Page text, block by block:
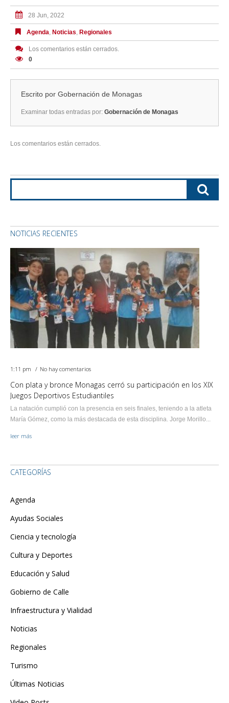
28 Jun, 2022
Agenda Noticias Regionales
Los comentarios están cerrados.
0
Escrito por Gobernación de Monagas
Examinar todas entradas por: Gobernación de Monagas
Los comentarios están cerrados.
NOTICIAS RECIENTES
1:11 pm No hay comentarios
Con plata y bronce Monagas cerró su participación en los XIX
Juegos Deportivos Estudiantiles
La natación cumplió con la presencia en seis finales, teniendo a la atleta
María Gómez, como la más destacada de esta disciplina. Jorge Morillo...
leer más
CATEGORÍAS
Agenda
Ayudas Sociales
Ciencia y tecnología
Cultura y Deportes
Educación y Salud
Gobierno de Calle
Infraestructura y Vialidad
Noticias
Regionales
Turismo
Últimas Noticias